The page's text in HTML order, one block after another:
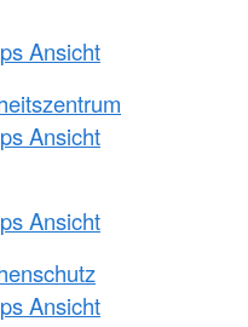
Ansicht
Ansicht
Ansicht
Ansicht